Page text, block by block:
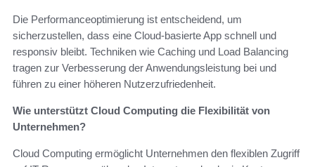
Die Performanceoptimierung ist entscheidend, um
sicherzustellen, dass eine Cloud-basierte App schnell und
responsiv bleibt. Techniken wie Caching und Load Balancing
tragen zur Verbesserung der Anwendungsleistung bei und
führen zu einer höheren Nutzerzufriedenheit.
Wie unterstützt Cloud Computing die Flexibilität von
Unternehmen?
Cloud Computing ermöglicht Unternehmen den flexiblen Zugriff